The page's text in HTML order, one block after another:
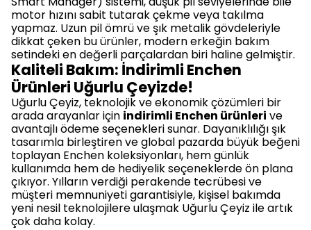
motor hızını sabit tutarak çekme veya takılma
yapmaz. Uzun pil ömrü ve şık metalik gövdeleriyle
dikkat çeken bu ürünler, modern erkeğin bakım
setindeki en değerli parçalardan biri haline gelmiştir.
Kaliteli Bakım: İndirimli Enchen
Ürünleri Uğurlu Çeyizde!
Uğurlu Çeyiz, teknolojik ve ekonomik çözümleri bir
arada arayanlar için indirimli Enchen ürünleri ve
avantajlı ödeme seçenekleri sunar. Dayanıklılığı şık
tasarımla birleştiren ve global pazarda büyük beğeni
toplayan Enchen koleksiyonları, hem günlük
kullanımda hem de hediyelik seçeneklerde ön plana
çıkıyor. Yılların verdiği perakende tecrübesi ve
müşteri memnuniyeti garantisiyle, kişisel bakımda
yeni nesil teknolojilere ulaşmak Uğurlu Çeyiz ile artık
çok daha kolay.